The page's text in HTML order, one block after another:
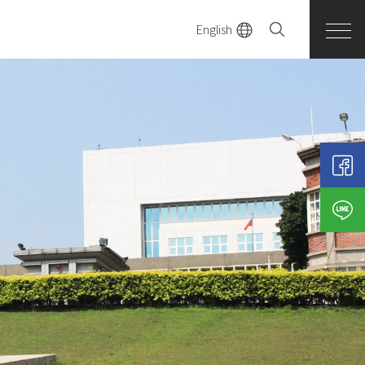
English